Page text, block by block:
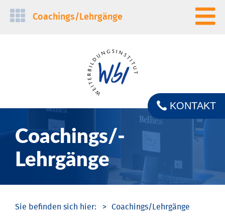
Navigation
Coachings/­Lehrgänge
Coachings/­
Lehrgänge
KONTAKT
Coachings/­Lehrgänge